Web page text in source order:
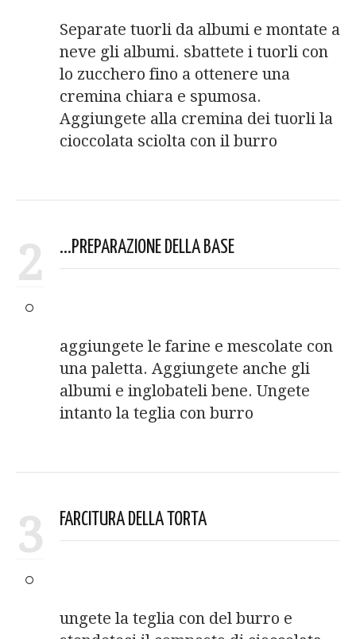
Separate tuorli da albumi e montate a
neve gli albumi. sbattete i tuorli con
lo zucchero fino a ottenere una
cremina chiara e spumosa.
Aggiungete alla cremina dei tuorli la
cioccolata sciolta con il burro
2 ...PREPARAZIONE DELLA BASE
aggiungete le farine e mescolate con
una paletta. Aggiungete anche gli
albumi e inglobateli bene. Ungete
intanto la teglia con burro
3 FARCITURA DELLA TORTA
ungete la teglia con del burro e